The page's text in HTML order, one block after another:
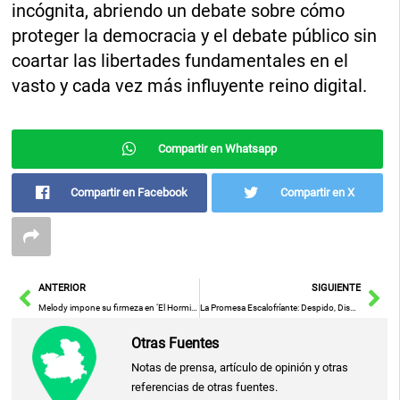
incógnita, abriendo un debate sobre cómo
proteger la democracia y el debate público sin
coartar las libertades fundamentales en el
vasto y cada vez más influyente reino digital.
Compartir en Whatsapp
Compartir en Facebook Compartir en X
AntANTERIOR
Melody impone su firmeza en ‘El Hormiguero’: se rehúsa a contestar incómoda pregunta de Pablo Motos
SIGUIENTE
La Promesa Escalofríante: Despido, Disparo y Rapto bajo Amenaza de Suicidio
Otras Fuentes
Notas de prensa, artículo de opinión y otras
referencias de otras fuentes.